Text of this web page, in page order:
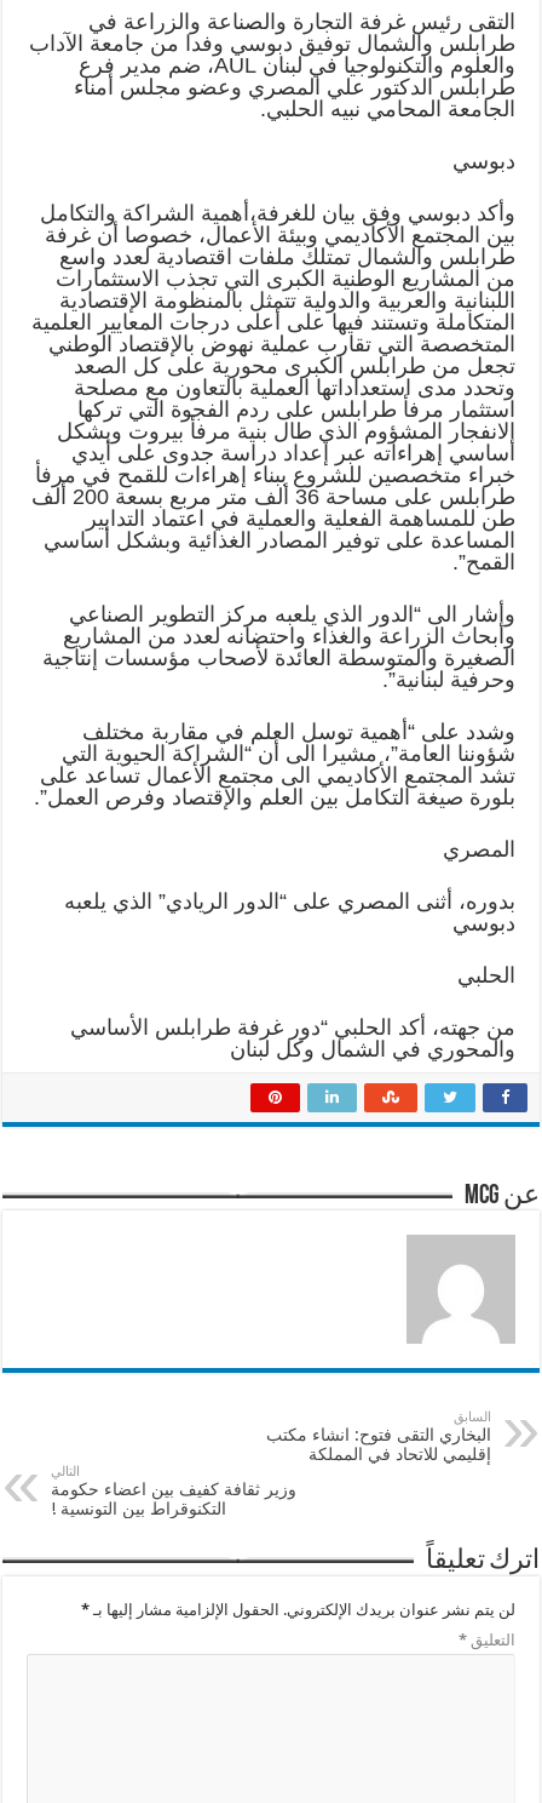
التقى رئيس غرفة التجارة والصناعة والزراعة في
طرابلس والشمال توفيق دبوسي وفدا من جامعة الآداب
والعلوم والتكنولوجيا في لبنان AUL، ضم مدير فرع
طرابلس الدكتور علي المصري وعضو مجلس أمناء
الجامعة المحامي نبيه الحلبي.
دبوسي
وأكد دبوسي وفق بيان للغرفة،أهمية الشراكة والتكامل
بين المجتمع الأكاديمي وبيئة الأعمال، خصوصا أن غرفة
طرابلس والشمال تمتلك ملفات اقتصادية لعدد واسع
من المشاريع الوطنية الكبرى التي تجذب الاستثمارات
اللبنانية والعربية والدولية تتمثل بالمنظومة الإقتصادية
المتكاملة وتستند فيها على أعلى درجات المعايير العلمية
المتخصصة التي تقارب عملية نهوض بالإقتصاد الوطني
تجعل من طرابلس الكبرى محورية على كل الصعد
وتحدد مدى استعداداتها العملية بالتعاون مع مصلحة
استثمار مرفأ طرابلس على ردم الفجوة التي تركها
الانفجار المشؤوم الذي طال بنية مرفأ بيروت وبشكل
أساسي إهراءاته عبر إعداد دراسة جدوى على أيدي
خبراء متخصصين للشروع ببناء إهراءات للقمح في مرفأ
طرابلس على مساحة 36 ألف متر مربع بسعة 200 ألف
طن للمساهمة الفعلية والعملية في اعتماد التدابير
المساعدة على توفير المصادر الغذائية وبشكل أساسي
القمح”.
وأشار الى “الدور الذي يلعبه مركز التطوير الصناعي
وأبحاث الزراعة والغذاء واحتضانه لعدد من المشاريع
الصغيرة والمتوسطة العائدة لأصحاب مؤسسات إنتاجية
وحرفية لبنانية”.
وشدد على “أهمية توسل العلم في مقاربة مختلف
شؤوننا العامة”، مشيرا الى أن “الشراكة الحيوية التي
تشد المجتمع الأكاديمي الى مجتمع الأعمال تساعد على
بلورة صيغة التكامل بين العلم والإقتصاد وفرص العمل”.
المصري
بدوره، أثنى المصري على “الدور الريادي” الذي يلعبه
دبوسي
الحلبي
من جهته، أكد الحلبي “دور غرفة طرابلس الأساسي
والمحوري في الشمال وكل لبنان
عن mcg
السابق
البخاري التقى فتوح: انشاء مكتب
إقليمي للاتحاد في المملكة
التالي
وزير ثقافة كفيف بين اعضاء حكومة
التكنوقراط بين التونسية !
اترك تعليقاً
لن يتم نشر عنوان بريدك الإلكتروني. الحقول الإلزامية مشار إليها بـ*
التعليق*